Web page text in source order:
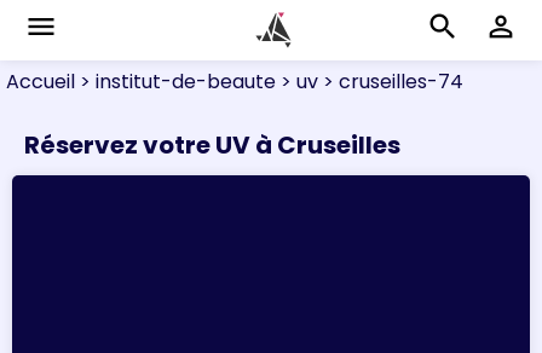
menu search perm_identity
Accueil > institut-de-beaute > uv > cruseilles-74
Réservez votre UV à Cruseilles